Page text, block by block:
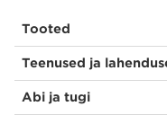
Tooted
Teenused ja
Abi ja tugi